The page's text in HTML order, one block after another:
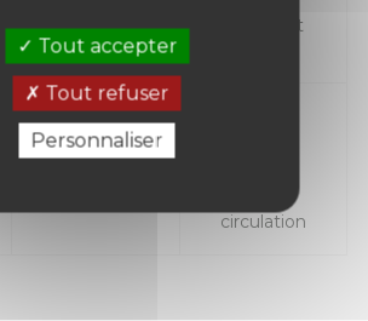
Kilométrage Carburant
circulation
Tout accepter
Tout refuser
Personnaliser